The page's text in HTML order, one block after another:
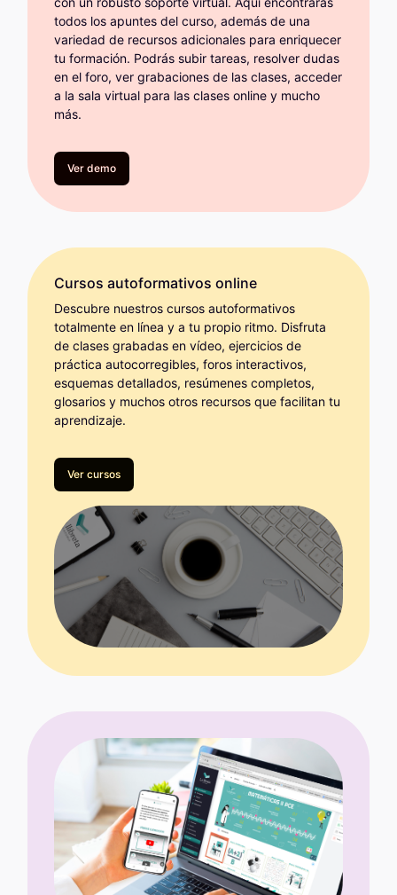
todos los apuntes del curso, además de una
variedad de recursos adicionales para enriquecer
tu formación. Podrás subir tareas, resolver dudas
en el foro, ver grabaciones de las clases, acceder
a la sala virtual para las clases online y mucho
más.
Ver demo
Cursos autoformativos online
Descubre nuestros cursos autoformativos
totalmente en línea y a tu propio ritmo. Disfruta
de clases grabadas en vídeo, ejercicios de
práctica autocorregibles, foros interactivos,
esquemas detallados, resúmenes completos,
glosarios y muchos otros recursos que facilitan tu
aprendizaje.
Ver cursos